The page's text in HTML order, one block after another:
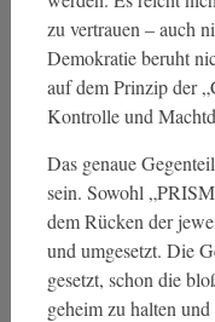
zu vertrauen – auch
Demokratie beruht
auf dem Prinzip der
Kontrolle und
Das genaue
sein. Sowohl
dem Rücken der
und umgesetzt. Die
gesetzt, schon die
geheim zu halten